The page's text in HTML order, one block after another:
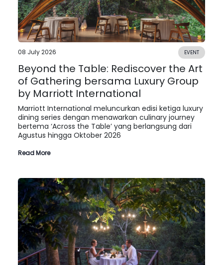
08 July 2026 EVENT
Beyond the Table: Rediscover the Art
of Gathering bersama Luxury Group
by Marriott International
Marriott International meluncurkan edisi ketiga luxury
dining series dengan menawarkan culinary journey
bertema ‘Across the Table’ yang berlangsung dari
Agustus hingga Oktober 2026
Read More